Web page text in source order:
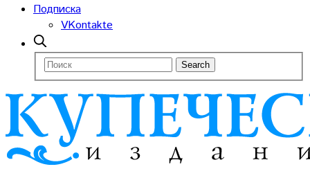
Подписка
VKontakte